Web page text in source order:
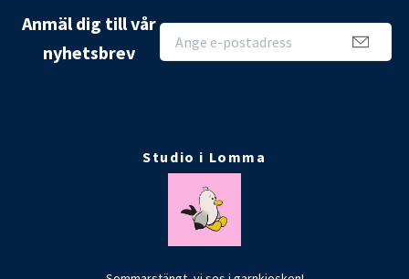
Anmäl dig till vår
nyhetsbrev
Studio i Lomma